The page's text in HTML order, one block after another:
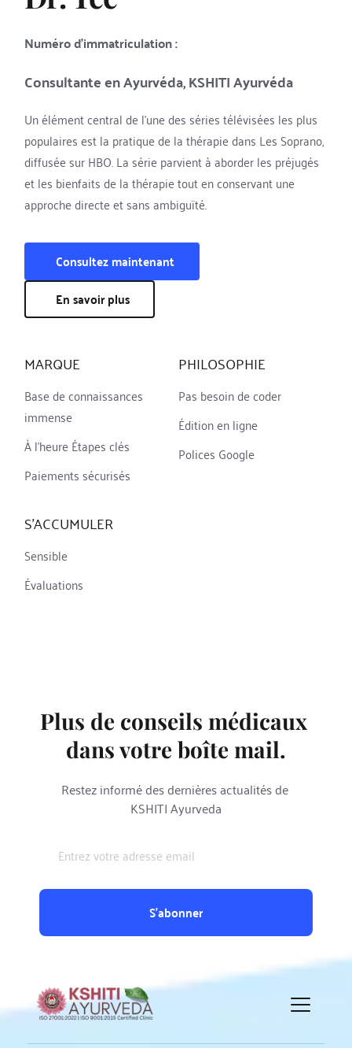
Numéro d'immatriculation :
Consultante en Ayurvéda, KSHITI Ayurvéda
Un élément central de l'une des séries télévisées les plus
populaires est la pratique de la thérapie dans Les Soprano,
diffusée sur HBO. La série parvient à aborder les préjugés
et les bienfaits de la thérapie tout en conservant une
approche directe et sans ambiguïté.
Consultez maintenant
En savoir plus
MARQUE
Base de connaissances
immense
À l'heure Étapes clés
Paiements sécurisés
PHILOSOPHIE
Pas besoin de coder
Édition en ligne
Polices Google
S'ACCUMULER
Sensible
Évaluations
Plus de conseils médicaux
dans votre boîte mail.
Restez informé des dernières actualités de
KSHITI Ayurveda
S'abonner